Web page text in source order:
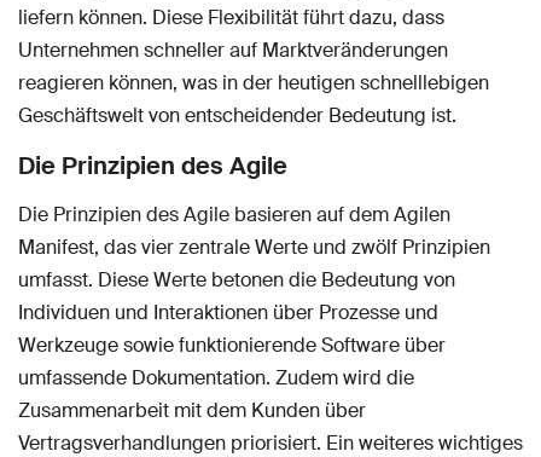
liefern können. Diese Flexibilität führt dazu, dass
Unternehmen schneller auf Marktveränderungen
reagieren können, was in der heutigen schnelllebigen
Geschäftswelt von entscheidender Bedeutung ist.
Die Prinzipien des Agile
Die Prinzipien des Agile basieren auf dem Agilen
Manifest, das vier zentrale Werte und zwölf Prinzipien
umfasst. Diese Werte betonen die Bedeutung von
Individuen und Interaktionen über Prozesse und
Werkzeuge sowie funktionierende Software über
umfassende Dokumentation. Zudem wird die
Zusammenarbeit mit dem Kunden über
Vertragsverhandlungen priorisiert. Ein weiteres wichtiges